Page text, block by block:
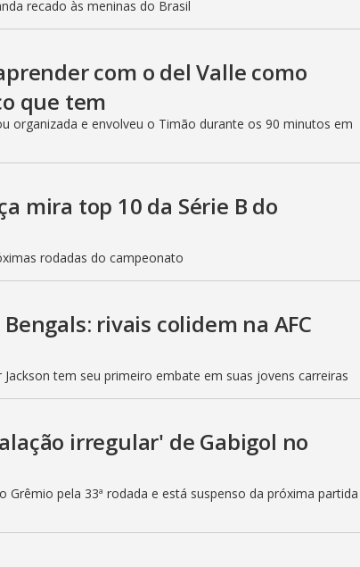
recado às meninas do Brasil
com o del Valle como
que tem
organizada e envolveu o Timão durante os 90 minutos em
mira top 10 da Série B do
rodadas do campeonato
rivais colidem na AFC
tem seu primeiro embate em suas jovens carreiras
irregular' de Gabigol no
pela 33ª rodada e está suspenso da próxima partida